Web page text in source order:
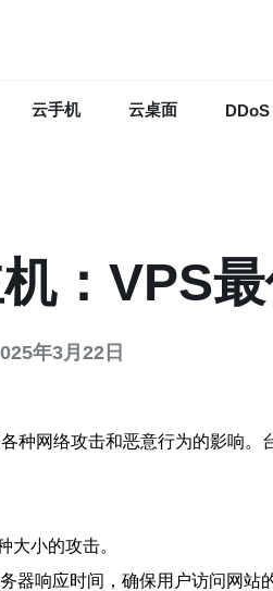
云手机 云桌面 DDoS
：VPS
年3月22日
网络攻击和恶意行为的影响
小的攻击。
器响应时间，确保用户访问网站